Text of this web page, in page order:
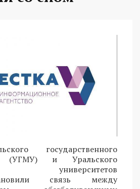
государственного
(УГМУ) и Уральского
университетов
связь между